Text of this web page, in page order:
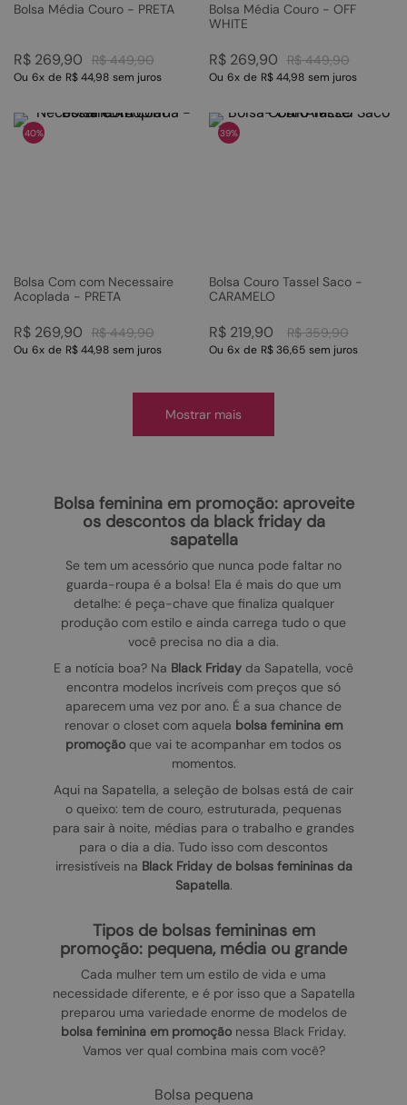
Bolsa Média Couro - PRETA
R$ 449,90
R$ 269,90
Ou 6x de R$ 44,98 sem juros
Bolsa Média Couro - OFF
WHITE
R$ 449,90
R$ 269,90
Ou 6x de R$ 44,98 sem juros
40%
Bolsa Com com Necessaire
Acoplada - PRETA
R$ 449,90
R$ 269,90
Ou 6x de R$ 44,98 sem juros
39%
Bolsa Couro Tassel Saco -
CARAMELO
R$ 359,90
R$ 219,90
Ou 6x de R$ 36,65 sem juros
Mostrar mais
bolsa feminina em promoção: aproveite
os descontos da black friday da
sapatella
Se tem um acessório que nunca pode faltar no
guarda-roupa é a bolsa! Ela é mais do que um
detalhe: é peça-chave que finaliza qualquer
produção com estilo e ainda carrega tudo o que
você precisa no dia a dia.
E a notícia boa? Na Black Friday da Sapatella, você
encontra modelos incríveis com preços que só
aparecem uma vez por ano. É a sua chance de
renovar o closet com aquela bolsa feminina em
promoção que vai te acompanhar em todos os
momentos.
Aqui na Sapatella, a seleção de bolsas está de cair
o queixo: tem de couro, estruturada, pequenas
para sair à noite, médias para o trabalho e grandes
para o dia a dia. Tudo isso com descontos
irresistíveis na Black Friday de bolsas femininas da
Sapatella.
tipos de bolsas femininas em
promoção: pequena, média ou grande
Cada mulher tem um estilo de vida e uma
necessidade diferente, e é por isso que a Sapatella
preparou uma variedade enorme de modelos de
bolsa feminina em promoção nessa Black Friday.
Vamos ver qual combina mais com você?
bolsa pequena